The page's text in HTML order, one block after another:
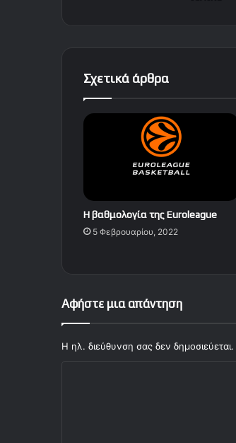
Σχετικά άρθρα
Η βαθμολογία της Euroleague
5 Φεβρουαρίου, 2022
Αφήστε μια απάντηση
Η ηλ. διεύθυνση σας δεν δημοσιεύεται.